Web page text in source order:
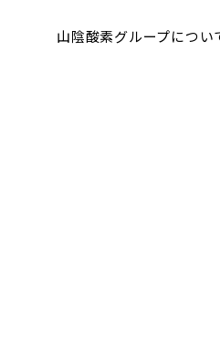
山陰酸素グループについ